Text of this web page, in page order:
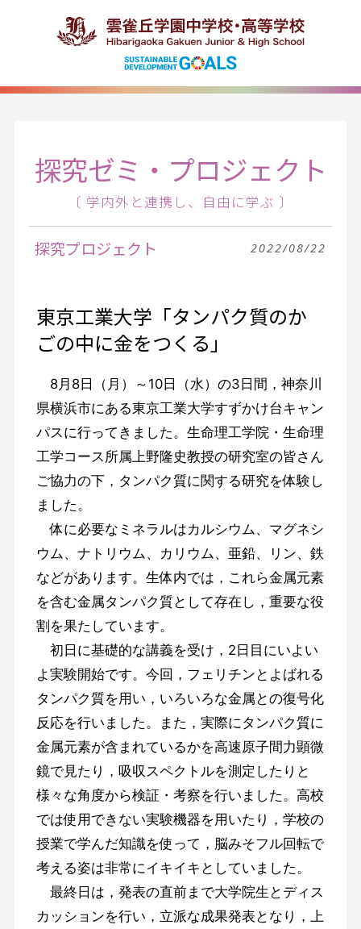
探究ゼミ・プロジェクト
〔 学内外と連携し、自由に学ぶ 〕
探究プロジェクト 2022/08/22
東京工業大学「タンパク質のか
ごの中に金をつくる」
8月8日（月）～10日（水）の3日間，神奈川
県横浜市にある東京工業大学すずかけ台キャン
パスに行ってきました。生命理工学院・生命理
工学コース所属上野隆史教授の研究室の皆さん
ご協力の下，タンパク質に関する研究を体験し
ました。
体に必要なミネラルはカルシウム、マグネシ
ウム、ナトリウム、カリウム、亜鉛、リン、鉄
などがあります。生体内では，これら金属元素
を含む金属タンパク質として存在し，重要な役
割を果たしています。
初日に基礎的な講義を受け，2日目にいよい
よ実験開始です。今回，フェリチンとよばれる
タンパク質を用い，いろいろな金属との復号化
反応を行いました。また，実際にタンパク質に
金属元素が含まれているかを高速原子間力顕微
鏡で見たり，吸収スペクトルを測定したりと
様々な角度から検証・考察を行いました。高校
では使用できない実験機器を用いたり，学校の
授業で学んだ知識を使って，脳みそフル回転で
考える姿は非常にイキイキとしていました。
最終日は，発表の直前まで大学院生とディス
カッションを行い，立派な成果発表となり，上